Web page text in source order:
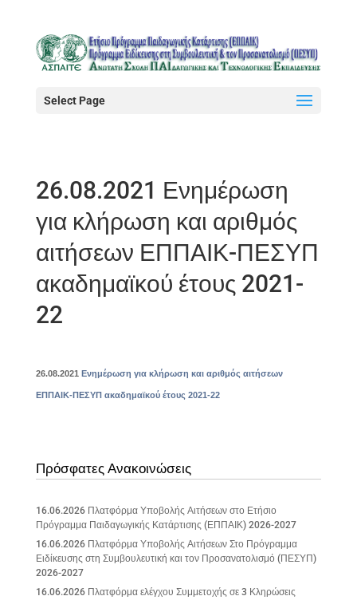
Select Page
26.08.2021 Ενημέρωση
για κλήρωση και αριθμός
αιτήσεων ΕΠΠΑΙΚ-ΠΕΣΥΠ
ακαδημαϊκού έτους 2021-
22
26.08.2021 Ενημέρωση για κλήρωση και αριθμός αιτήσεων
ΕΠΠΑΙΚ-ΠΕΣΥΠ ακαδημαϊκού έτους 2021-22
Πρόσφατες Ανακοινώσεις
16.06.2026 Πλατφόρμα Υποβολής Αιτήσεων στο Ετήσιο
Πρόγραμμα Παιδαγωγικής Κατάρτισης (ΕΠΠΑΙΚ) 2026-2027
16.06.2026 Πλατφόρμα Υποβολής Αιτήσεων Στο Πρόγραμμα
Ειδίκευσης στη Συμβουλευτική και τον Προσανατολισμό (ΠΕΣΥΠ)
2026-2027
16.06.2026 Πλατφόρμα ελέγχου Συμμετοχής σε 3 Κληρώσεις